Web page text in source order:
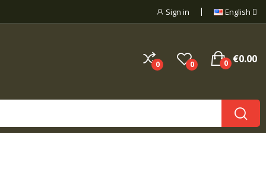
Sign in English
0 0 €0.00
0